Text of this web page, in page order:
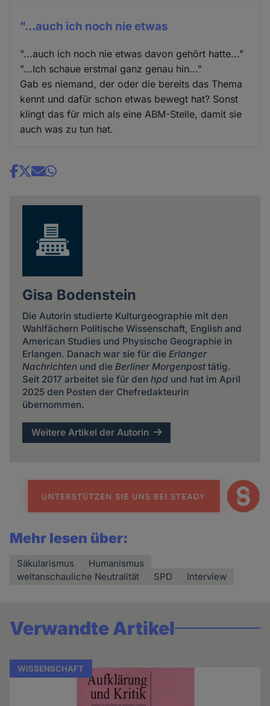
"...auch ich noch nie etwas
"...auch ich noch nie etwas davon gehört hatte..."
"...Ich schaue erstmal ganz genau hin..."
Gab es niemand, der oder die bereits das Thema
kennt und dafür schon etwas bewegt hat? Sonst
klingt das für mich als eine ABM-Stelle, damit sie
auch was zu tun hat.
Share
Gisa Bodenstein
Die Autorin studierte Kulturgeographie mit den
Wahlfächern Politische Wissenschaft, English and
American Studies und Physische Geographie in
Erlangen. Danach war sie für die Erlanger
Nachrichtenund die Berliner Morgenposttätig.
Seit 2017 arbeitet sie für den hpdund hat im April
2025 den Posten der Chefredakteurin
übernommen.
Weitere Artikel der Autorin
Mehr lesen über:
Säkularismus
Humanismus
weltanschauliche Neutralität
SPD Interview
Verwandte Artikel
WISSENSCHAFT